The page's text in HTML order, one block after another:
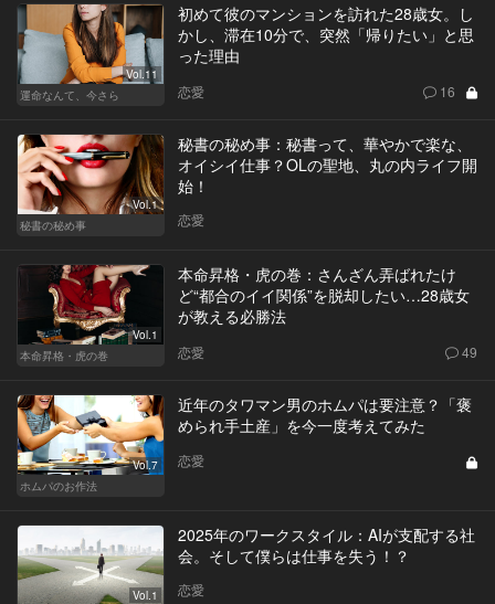
Vol.11
運命なんて、今さら
初めて彼のマンションを訪れた28歳女。し
かし、滞在10分で、突然「帰りたい」と思
った理由
恋愛 16
Vol.1
秘書の秘め事
秘書の秘め事：秘書って、華やかで楽な、
オイシイ仕事？OLの聖地、丸の内ライフ開
始！
恋愛
Vol.1
本命昇格・虎の巻
本命昇格・虎の巻：さんざん弄ばれたけ
ど“都合のイイ関係”を脱却したい…28歳女
が教える必勝法
恋愛 49
Vol.7
ホムパのお作法
近年のタワマン男のホムパは要注意？「褒
められ手土産」を今一度考えてみた
恋愛
Vol.1
2025年のワークスタイル：AIが支配する社
会。そして僕らは仕事を失う！？
恋愛